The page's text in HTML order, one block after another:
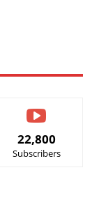
22,800
Subscribers